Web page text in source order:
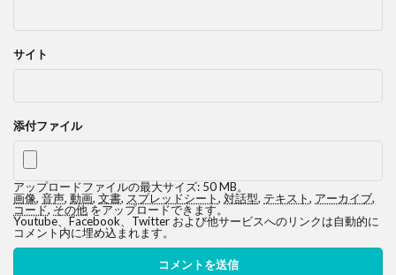
サイト
添付ファイル
アップロードファイルの最大サイズ: 50 MB。
画像, 音声, 動画, 文書, スプレッドシート, 対話型, テキスト, アーカイブ,
コード,その他をアップロードできます。
Youtube、Facebook、Twitter および他サービスへのリンクは自動的に
コメント内に埋め込まれます。